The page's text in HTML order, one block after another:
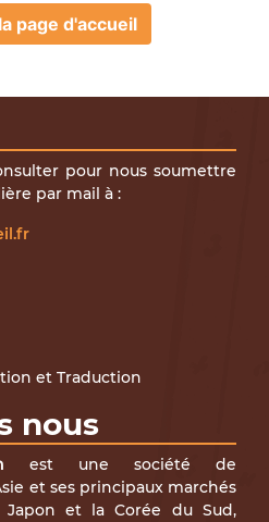
page d'accueil
pour nous soumettre
par mail à :
et Traduction
nous
est une société de
et ses principaux marchés
et la Corée du Sud,